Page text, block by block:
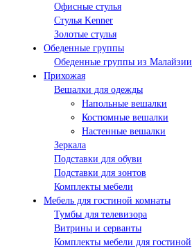
Офисные стулья
Стулья Kenner
Золотые стулья
Обеденные группы
Обеденные группы из Малайзии
Прихожая
Вешалки для одежды
Напольные вешалки
Костюмные вешалки
Настенные вешалки
Зеркала
Подставки для обуви
Подставки для зонтов
Комплекты мебели
Мебель для гостиной комнаты
Тумбы для телевизора
Витрины и серванты
Комплекты мебели для гостиной